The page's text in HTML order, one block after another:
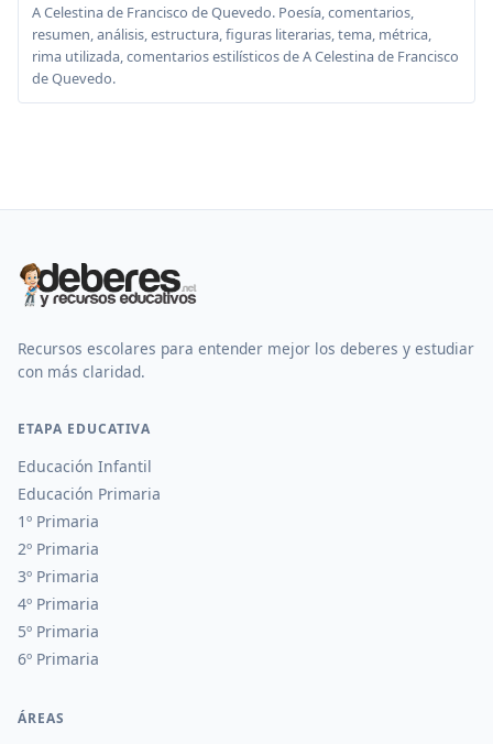
A Celestina de Francisco de Quevedo. Poesía, comentarios,
resumen, análisis, estructura, figuras literarias, tema, métrica,
rima utilizada, comentarios estilísticos de A Celestina de Francisco
de Quevedo.
Recursos escolares para entender mejor los deberes y estudiar
con más claridad.
ETAPA EDUCATIVA
Educación Infantil
Educación Primaria
1º Primaria
2º Primaria
3º Primaria
4º Primaria
5º Primaria
6º Primaria
ÁREAS